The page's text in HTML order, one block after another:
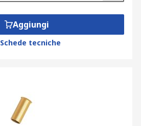
Aggiungi
Schede tecniche